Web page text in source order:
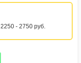
2250 - 2750 руб.